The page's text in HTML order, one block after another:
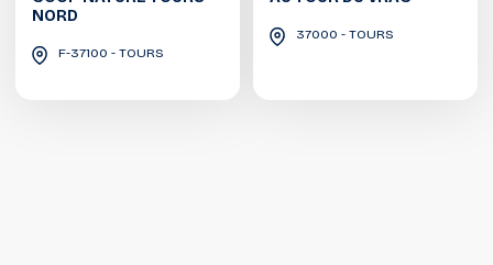
NORD
F-37100 - TOURS
37000 - TOURS